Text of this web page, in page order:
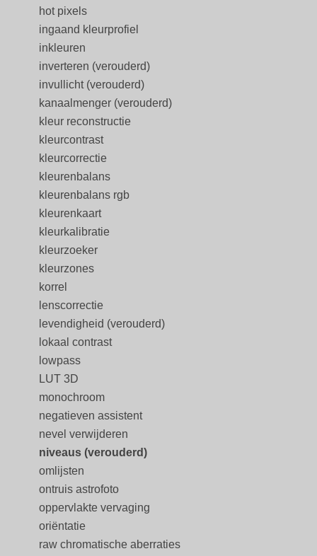
hot pixels
ingaand kleurprofiel
inkleuren
inverteren (verouderd)
invullicht (verouderd)
kanaalmenger (verouderd)
kleur reconstructie
kleurcontrast
kleurcorrectie
kleurenbalans
kleurenbalans rgb
kleurenkaart
kleurkalibratie
kleurzoeker
kleurzones
korrel
lenscorrectie
levendigheid (verouderd)
lokaal contrast
lowpass
LUT 3D
monochroom
negatieven assistent
nevel verwijderen
niveaus (verouderd)
omlijsten
ontruis astrofoto
oppervlakte vervaging
oriëntatie
raw chromatische aberraties